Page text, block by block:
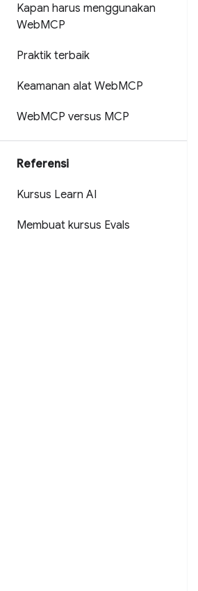
Kapan harus menggunakan
WebMCP
Praktik terbaik
Keamanan alat WebMCP
WebMCP versus MCP
Referensi
Kursus Learn AI
Membuat kursus Evals